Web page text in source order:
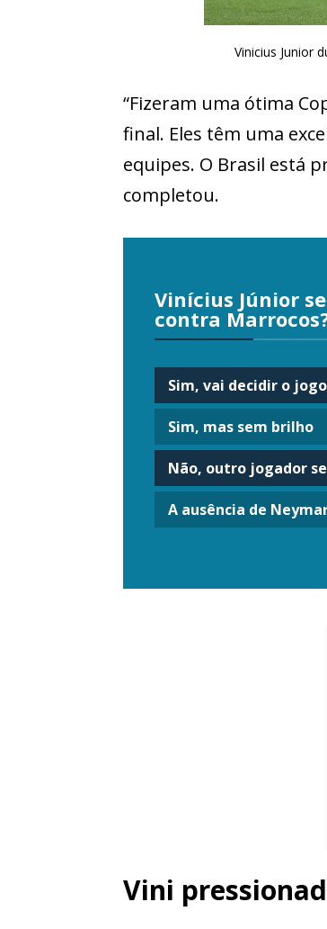
Vinicius Junior
“Fizeram uma ótima
final. Eles têm uma
equipes. O Brasil está
completou.
Vinícius Júnior
contra
Sim, vai decidir o jogo
Sim, mas sem brilho
Não, outro jogador
A ausência de
Vini